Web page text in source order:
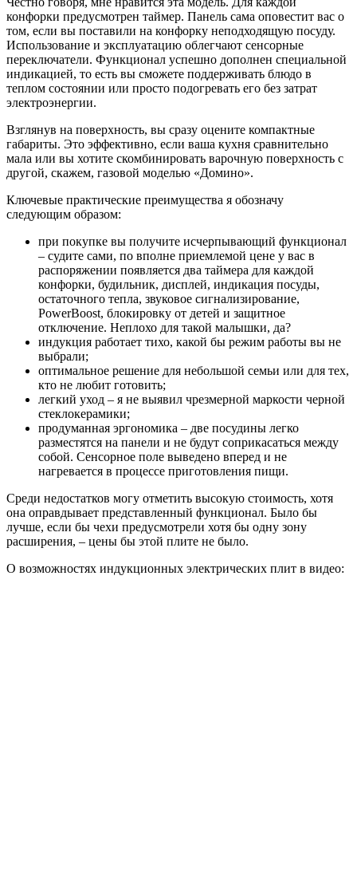
конфорки предусмотрен таймер. Панель сама оповестит вас о
том, если вы поставили на конфорку неподходящую посуду.
Использование и эксплуатацию облегчают сенсорные
переключатели. Функционал успешно дополнен специальной
индикацией, то есть вы сможете поддерживать блюдо в
теплом состоянии или просто подогревать его без затрат
электроэнергии.
Взглянув на поверхность, вы сразу оцените компактные
габариты. Это эффективно, если ваша кухня сравнительно
мала или вы хотите скомбинировать варочную поверхность с
другой, скажем, газовой моделью «Домино».
Ключевые практические преимущества я обозначу
следующим образом:
при покупке вы получите исчерпывающий функционал
– судите сами, по вполне приемлемой цене у вас в
распоряжении появляется два таймера для каждой
конфорки, будильник, дисплей, индикация посуды,
остаточного тепла, звуковое сигнализирование,
PowerBoost, блокировку от детей и защитное
отключение. Неплохо для такой малышки, да?
индукция работает тихо, какой бы режим работы вы не
выбрали;
оптимальное решение для небольшой семьи или для тех,
кто не любит готовить;
легкий уход – я не выявил чрезмерной маркости черной
стеклокерамики;
продуманная эргономика – две посудины легко
разместятся на панели и не будут соприкасаться между
собой. Сенсорное поле выведено вперед и не
нагревается в процессе приготовления пищи.
Среди недостатков могу отметить высокую стоимость, хотя
она оправдывает представленный функционал. Было бы
лучше, если бы чехи предусмотрели хотя бы одну зону
расширения, – цены бы этой плите не было.
О возможностях индукционных электрических плит в видео: